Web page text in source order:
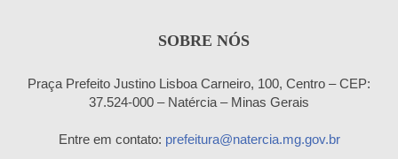
SOBRE NÓS
Praça Prefeito Justino Lisboa Carneiro, 100, Centro – CEP:
37.524-000 – Natércia – Minas Gerais
Entre em contato: prefeitura@natercia.mg.gov.br